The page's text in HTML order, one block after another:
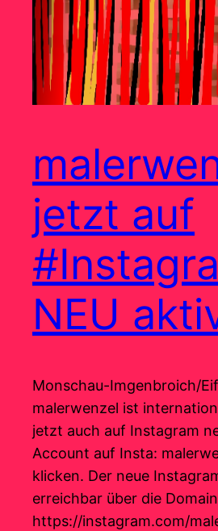
jetzt auf
NEU
Monschau-Imgenbroich/
malerwenzel ist
jetzt auch auf Instagram
Account auf Insta:
klicken. Der neue
erreichbar über die Domain
https://instagram.com/